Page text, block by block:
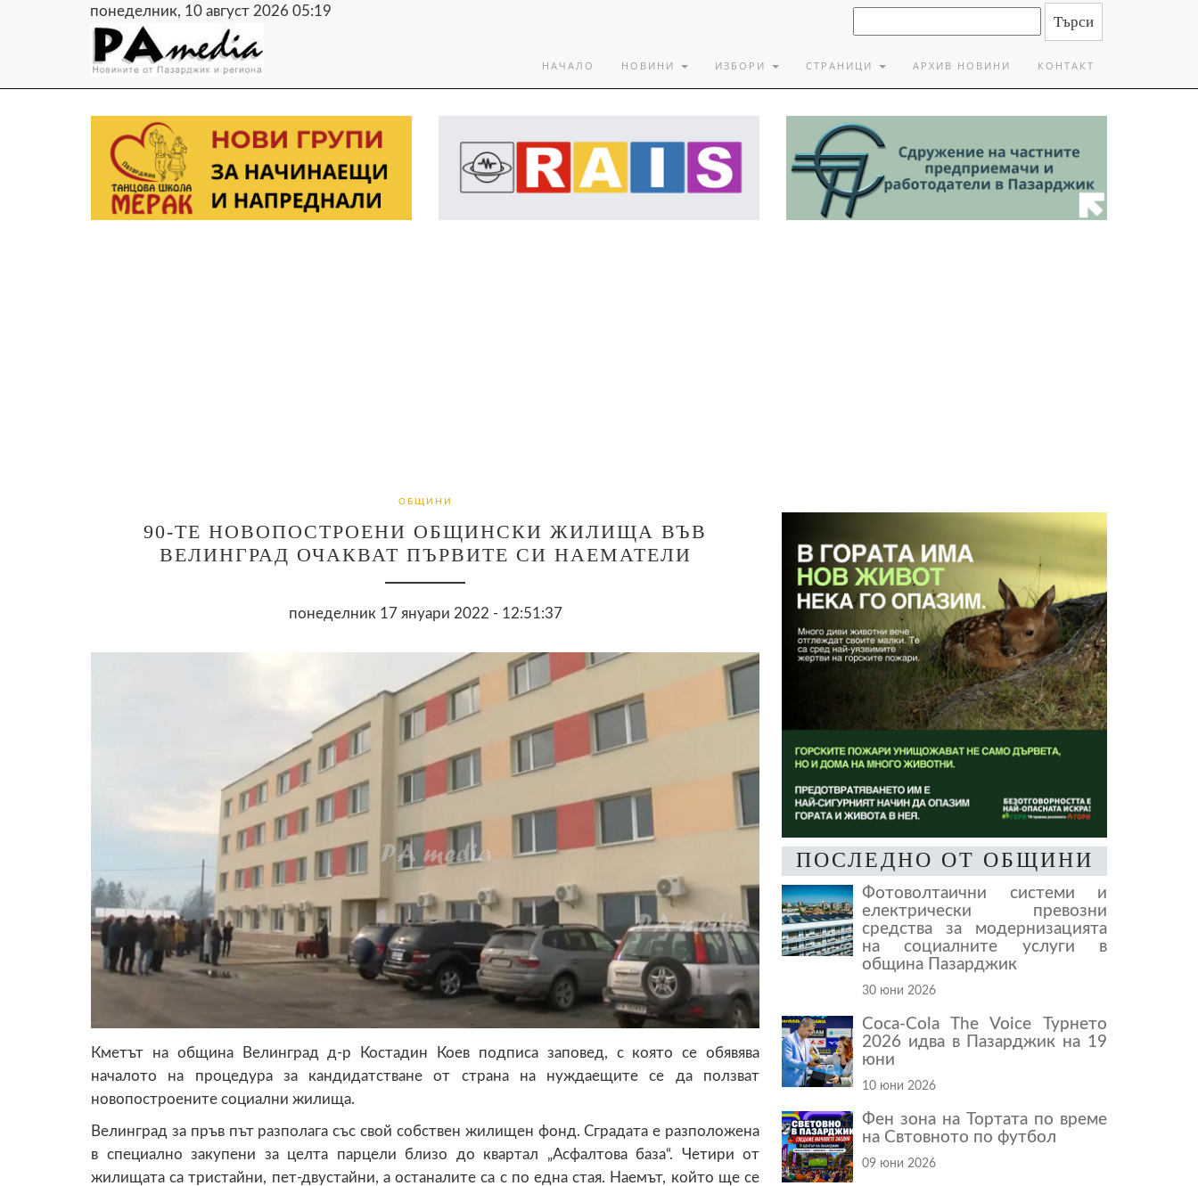
понеделник, 10 август 2026 05:19
НАЧАЛО НОВИНИ ИЗБОРИ СТРАНИЦИ АРХИВ НОВИНИ КОНТАКТ
ОБЩИНИ
90-ТЕ НОВОПОСТРОЕНИ ОБЩИНСКИ ЖИЛИЩА ВЪВ
ВЕЛИНГРАД ОЧАКВАТ ПЪРВИТЕ СИ НАЕМАТЕЛИ
понеделник 17 януари 2022 - 12:51:37
Кметът на община Велинград д-р Костадин Коев подписа заповед, с която се обявява
началото на процедура за кандидатстване от страна на нуждаещите се да ползват
новопостроените социални жилища.
Велинград за пръв път разполага със свой собствен жилищен фонд. Сградата е разположена
в специално закупени за целта парцели близо до квартал „Асфалтова база“. Четири от
жилищата са тристайни, пет-двустайни, а останалите са с по една стая. Наемът, който ще се
ПОСЛЕДНО ОТ ОБЩИНИ
Фотоволтаични системи и
електрически превозни
средства за модернизацията
на социалните услуги в
община Пазарджик
30 юни 2026
Coca-Cola The Voice Турнето
2026 идва в Пазарджик на 19
юни
10 юни 2026
Фен зона на Тортата по време
на Свтовното по футбол
09 юни 2026